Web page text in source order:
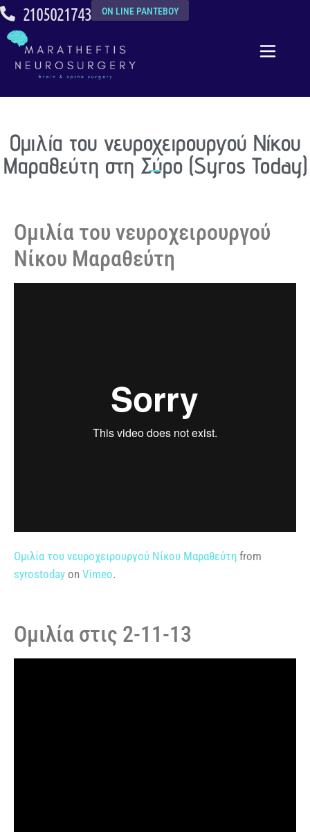
2105021743 ON LINE ΡΑΝΤΕΒΟΥ
Ομιλία του νευροχειρουργού Νίκου
Μαραθεύτη στη Σύρο (Syros Today)
Ομιλία του νευροχειρουργού
Νίκου Μαραθεύτη
Ομιλία του νευροχειρουργού Νίκου Μαραθεύτη from
syrostoday on Vimeo.
Ομιλία στις 2-11-13